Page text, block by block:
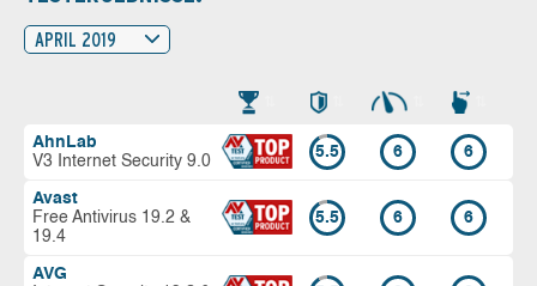
APRIL 2019
AhnLab
V3 Internet Security 9.0
5.5 6 6
Avast
Free Antivirus 19.2 &
19.4
5.5 6 6
AVG